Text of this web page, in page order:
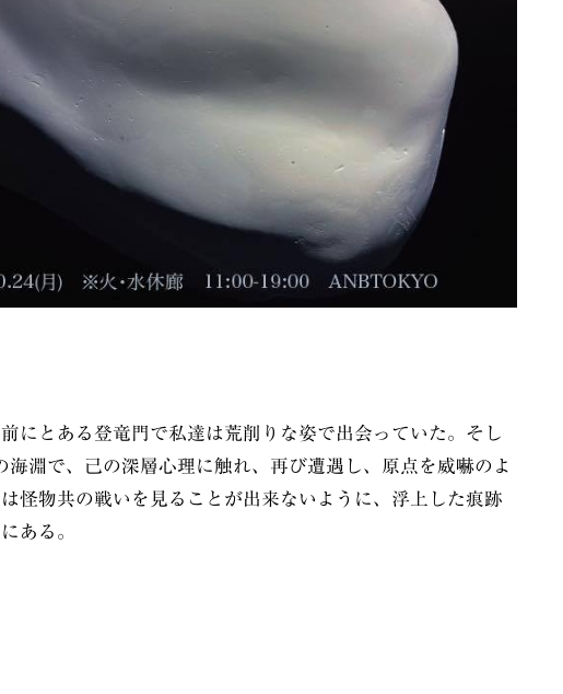
にとある登竜門で私達は荒削りな姿で出会っていた。そし
海淵で、己の深層心理に触れ、再び遭遇し、原点を威嚇のよ
怪物共の戦いを見ることが出来ないように、浮上した痕跡
ある。